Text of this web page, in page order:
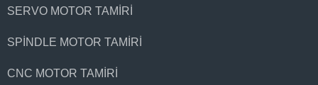
SERVO MOTOR TAMIRI
SPINDLE MOTOR TAMIRI
CNC MOTOR TAMIRI